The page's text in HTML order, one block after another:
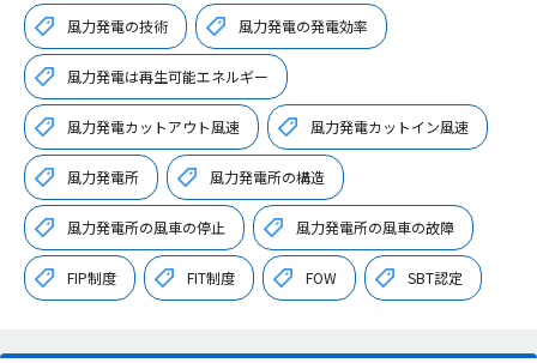
風力発電の技術 風力発電の発電効率
風力発電は再生可能エネルギー
風力発電カットアウト風速 風力発電カットイン風速
風力発電所 風力発電所の構造
風力発電所の風車の停止 風力発電所の風車の故障
FIP制度 FIT制度 FOW SBT認定